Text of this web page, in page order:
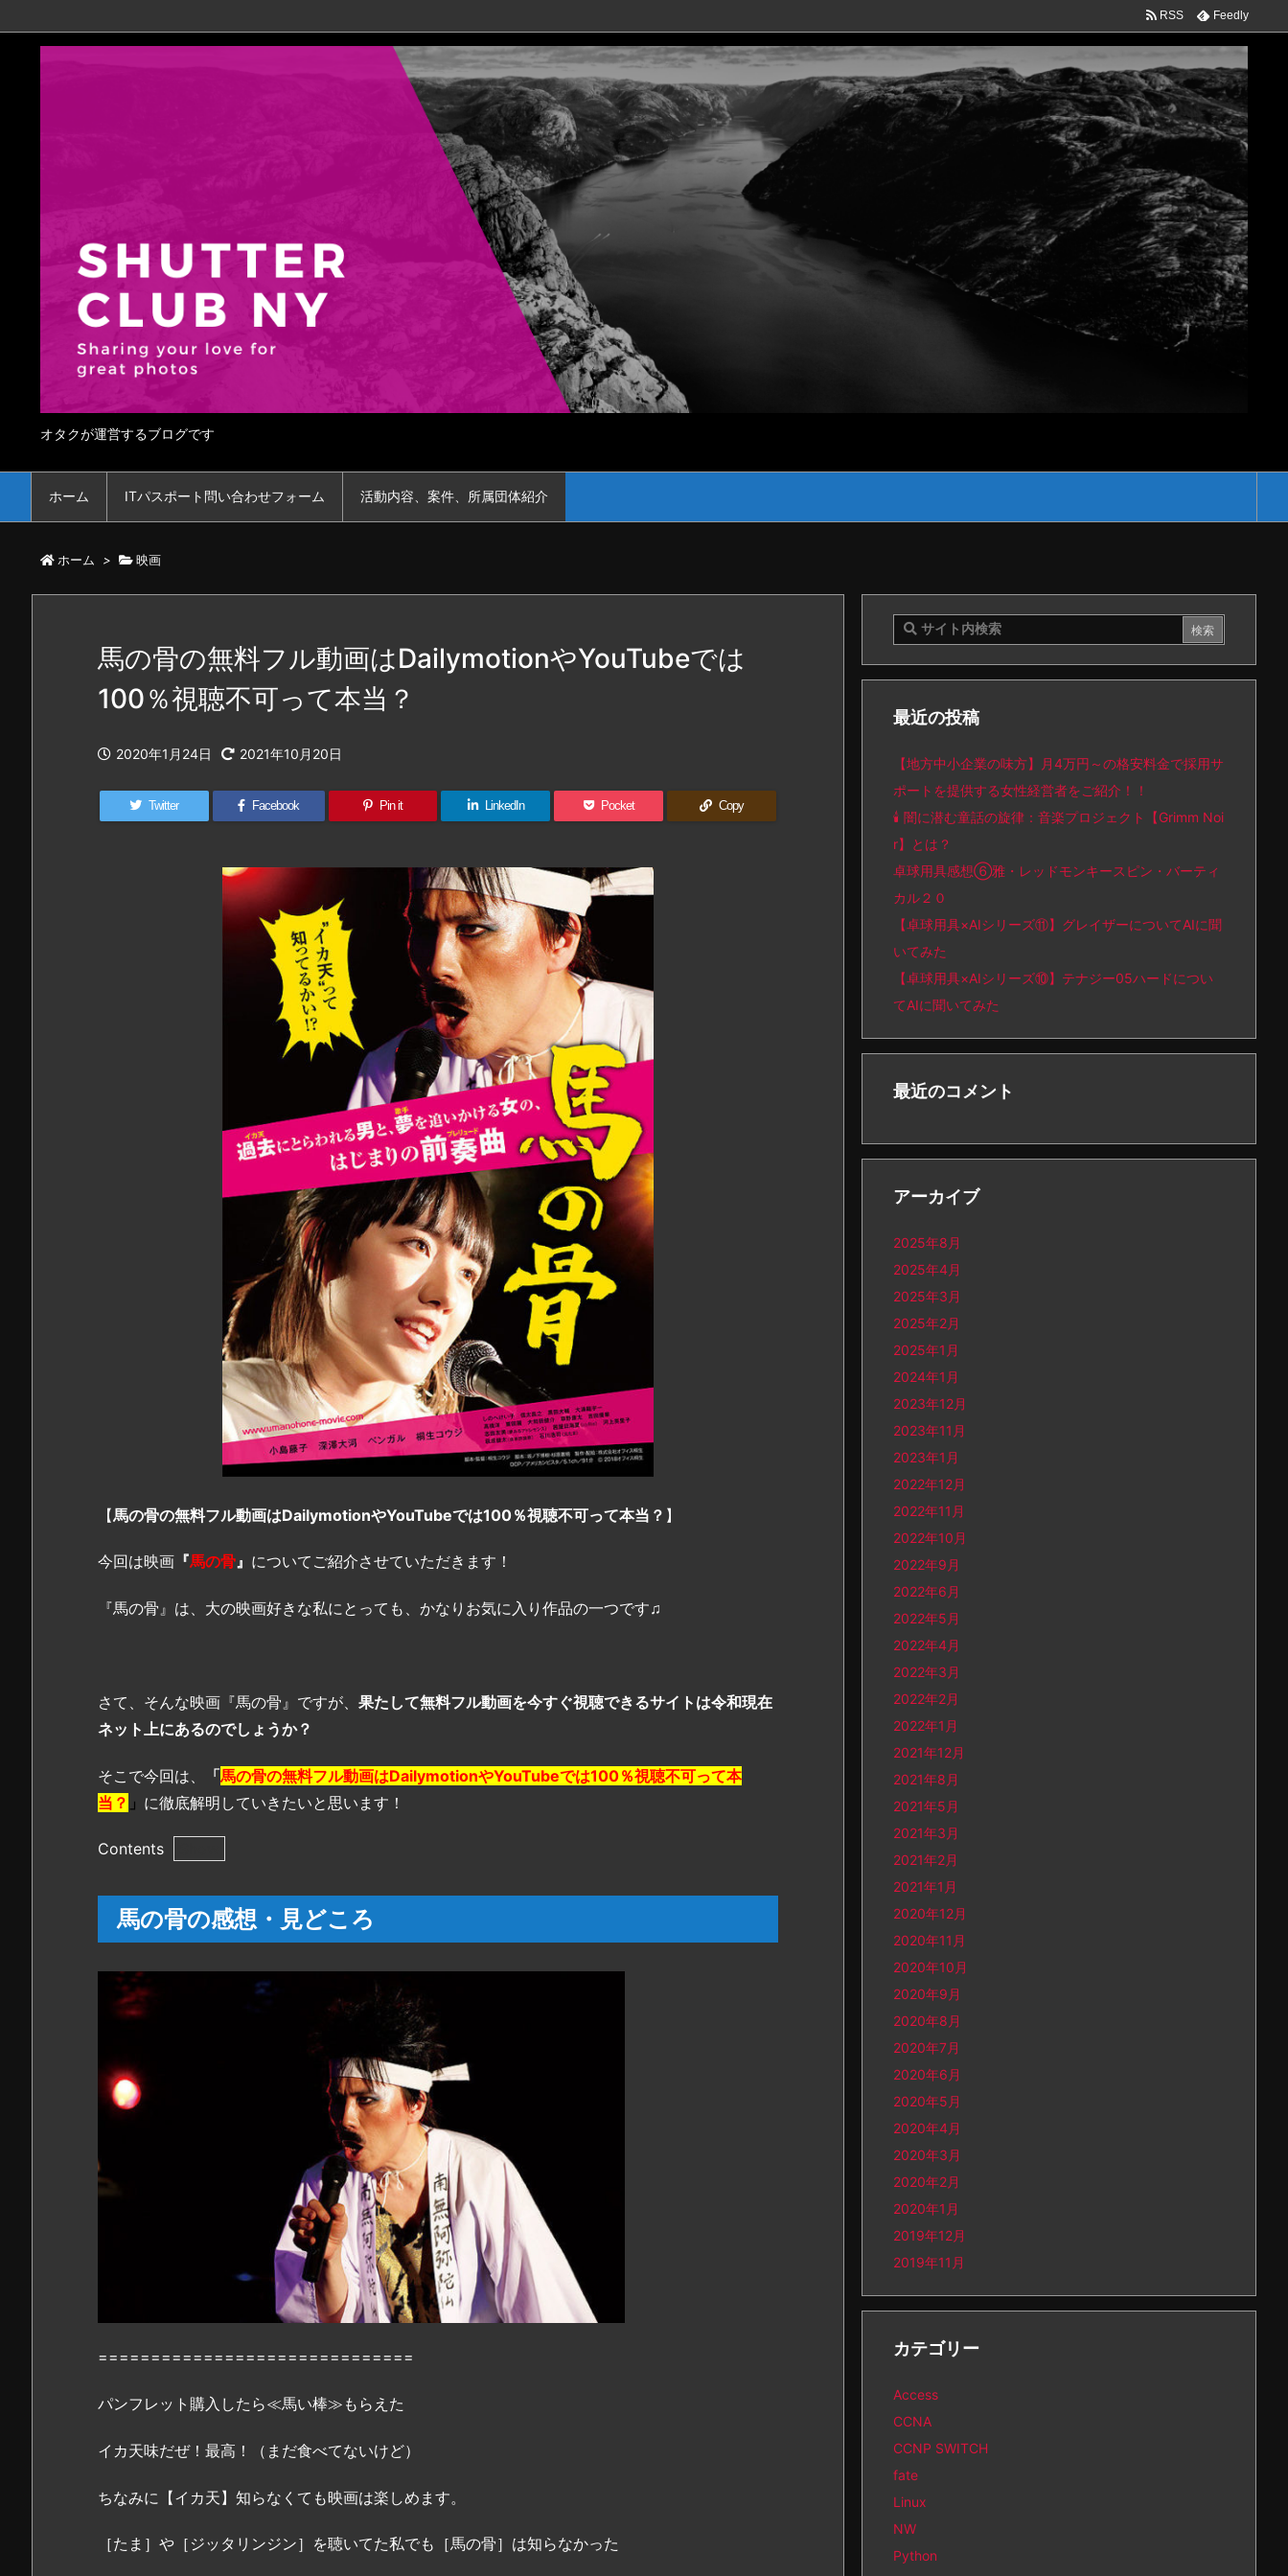
オタクが運営するブログです
ホーム ITパスポート問い合わせフォーム 活動内容、案件、所属団体紹介
RSS Feedly
ホーム > 映画
馬の骨の無料フル動画はDailymotionやYouTubeでは
100％視聴不可って本当？
2020年1月24日 2021年10月20日
Twitter Facebook Pin it LinkedIn Pocket Copy
【馬の骨の無料フル動画はDailymotionやYouTubeでは100％視聴不可って本当？ 】
今回は映画 『馬の骨』 についてご紹介させていただきます！
『馬の骨』は、大の映画好きな私にとっても、かなりお気に入り作品の一つです♫
さて、そんな映画『馬の骨』ですが、 果たして無料フル動画を今すぐ視聴できるサイトは令和現在
ネット上にあるのでしょうか？
そこで今回は、 「馬の骨の無料フル動画はDailymotionやYouTubeでは100％視聴不可って本
当？ 」 に徹底解明していきたいと思います！
Contents
馬
の
骨
の
感
想・
ど
こ
ろ
画
D
y
o
馬の骨の感想・見どころ
==============================
パンフレット購入したら≪馬い棒≫もらえた
イカ天味だぜ！最高！（まだ食べてないけど）
ちなみに【イカ天】知らなくても映画は楽しめます。
［たま］や［ジッタリンジン］を聴いてた私でも［馬の骨］は知らなかった
最近の投稿
【地方中小企業の味方】月4万円～の格安料金で採用サ
ポートを提供する女性経営者をご紹介！！
🕯️ 闇に潜む童話の旋律：音楽プロジェクト【Grimm Noi
r】とは？
卓球用具感想⑥雅・レッドモンキースピン・バーティ
カル２０
【卓球用具×AIシリーズ⑪】グレイザーについてAIに聞
いてみた
【卓球用具×AIシリーズ⑩】テナジー05ハードについ
てAIに聞いてみた
最近のコメント
アーカイブ
2025年8月
2025年4月
2025年3月
2025年2月
2025年1月
2024年1月
2023年12月
2023年11月
2023年1月
2022年12月
2022年11月
2022年10月
2022年9月
2022年6月
2022年5月
2022年4月
2022年3月
2022年2月
2022年1月
2021年12月
2021年8月
2021年5月
2021年3月
2021年2月
2021年1月
2020年12月
2020年11月
2020年10月
2020年9月
2020年8月
2020年7月
2020年6月
2020年5月
2020年4月
2020年3月
2020年2月
2020年1月
2019年12月
2019年11月
カテゴリー
Access
CCNA
CCNP SWITCH
fate
Linux
NW
Python